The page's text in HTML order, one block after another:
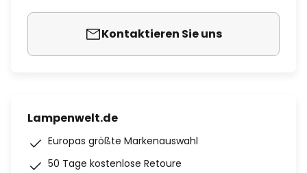
Kontaktieren Sie uns
Lampenwelt.de
Europas größte Markenauswahl
50 Tage kostenlose Retoure